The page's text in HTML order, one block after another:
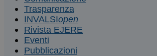
Trasparenza
INVALSIopen
Rivista EJERE
Eventi
Pubblicazioni